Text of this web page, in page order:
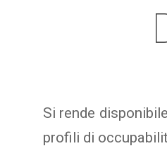
Si rende
profili di